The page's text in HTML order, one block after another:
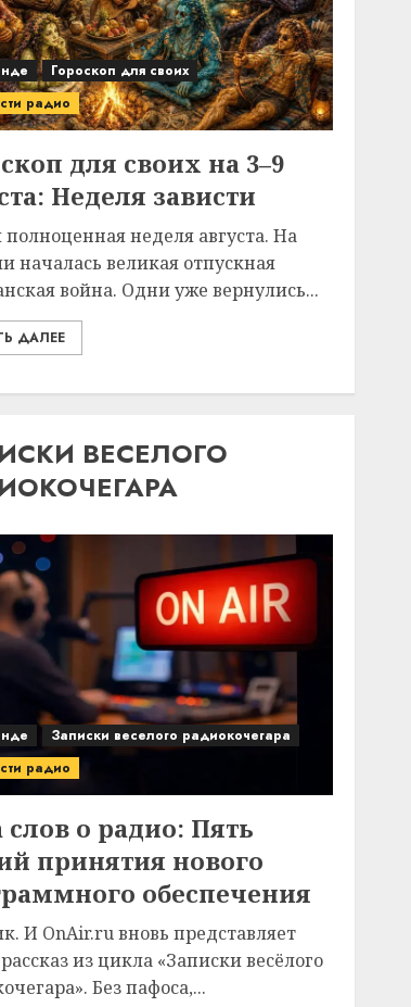
Гороскоп для своих
радио
для своих на 3–9
Неделя зависти
полноценная неделя августа. На
началась великая отпускная
война. Одни уже вернулись...
ДАЛЕЕ
ВЕСЕЛОГО
Записки веселого радиокочегара
радио
слов о радио: Пять
принятия нового
обеспечения
И OnAir.ru вновь представляет
из цикла «Записки весёлого
Без пафоса,...